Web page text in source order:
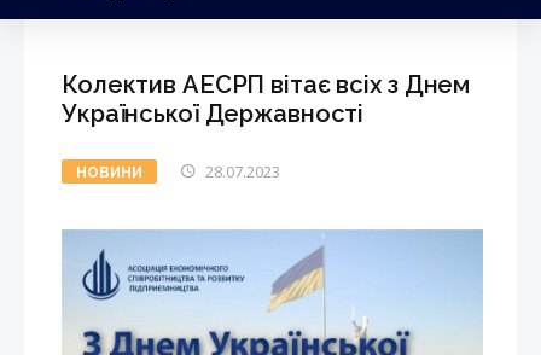
Колектив АЕСРП вітає всіх з Днем
Української Державності
НОВИНИ 28.07.2023